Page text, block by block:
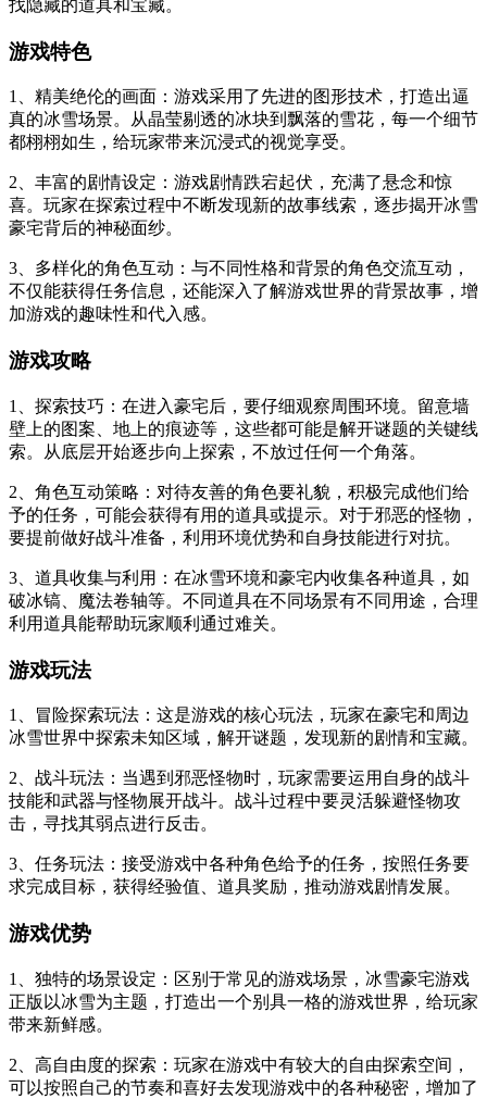
找隐藏的道具和宝藏。
游戏特色
1、精美绝伦的画面：游戏采用了先进的图形技术，打造出逼
真的冰雪场景。从晶莹剔透的冰块到飘落的雪花，每一个细节
都栩栩如生，给玩家带来沉浸式的视觉享受。
2、丰富的剧情设定：游戏剧情跌宕起伏，充满了悬念和惊
喜。玩家在探索过程中不断发现新的故事线索，逐步揭开冰雪
豪宅背后的神秘面纱。
3、多样化的角色互动：与不同性格和背景的角色交流互动，
不仅能获得任务信息，还能深入了解游戏世界的背景故事，增
加游戏的趣味性和代入感。
游戏攻略
1、探索技巧：在进入豪宅后，要仔细观察周围环境。留意墙
壁上的图案、地上的痕迹等，这些都可能是解开谜题的关键线
索。从底层开始逐步向上探索，不放过任何一个角落。
2、角色互动策略：对待友善的角色要礼貌，积极完成他们给
予的任务，可能会获得有用的道具或提示。对于邪恶的怪物，
要提前做好战斗准备，利用环境优势和自身技能进行对抗。
3、道具收集与利用：在冰雪环境和豪宅内收集各种道具，如
破冰镐、魔法卷轴等。不同道具在不同场景有不同用途，合理
利用道具能帮助玩家顺利通过难关。
游戏玩法
1、冒险探索玩法：这是游戏的核心玩法，玩家在豪宅和周边
冰雪世界中探索未知区域，解开谜题，发现新的剧情和宝藏。
2、战斗玩法：当遇到邪恶怪物时，玩家需要运用自身的战斗
技能和武器与怪物展开战斗。战斗过程中要灵活躲避怪物攻
击，寻找其弱点进行反击。
3、任务玩法：接受游戏中各种角色给予的任务，按照任务要
求完成目标，获得经验值、道具奖励，推动游戏剧情发展。
游戏优势
1、独特的场景设定：区别于常见的游戏场景，冰雪豪宅游戏
正版以冰雪为主题，打造出一个别具一格的游戏世界，给玩家
带来新鲜感。
2、高自由度的探索：玩家在游戏中有较大的自由探索空间，
可以按照自己的节奏和喜好去发现游戏中的各种秘密，增加了